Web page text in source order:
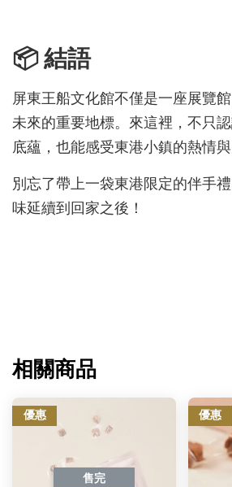
📦 結語
屏東王船文化館不僅是一座展覽
未來的重要地標。來這裡，不只
底蘊，也能感受東港小鎮的熱情與
別忘了帶上一袋東港限定的伴手
味延續到回家之後！
相關商品
優惠
售完
優惠